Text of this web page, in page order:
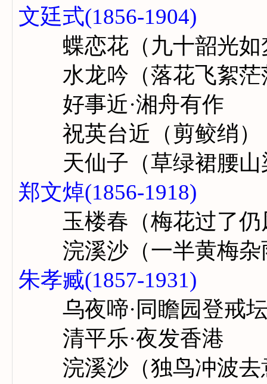
文廷式(1856-1904)
蝶恋花（九十韶光如
水龙吟（落花飞絮茫
好事近·湘舟有作
祝英台近（剪鲛绡）
天仙子（草绿裙腰山
郑文焯(1856-1918)
玉楼春（梅花过了仍
浣溪沙（一半黄梅杂
朱孝臧(1857-1931)
乌夜啼·同瞻园登戒
清平乐·夜发香港
浣溪沙（独鸟冲波去